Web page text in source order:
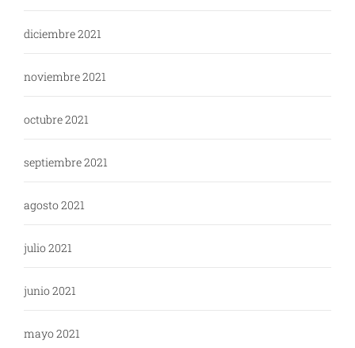
diciembre 2021
noviembre 2021
octubre 2021
septiembre 2021
agosto 2021
julio 2021
junio 2021
mayo 2021